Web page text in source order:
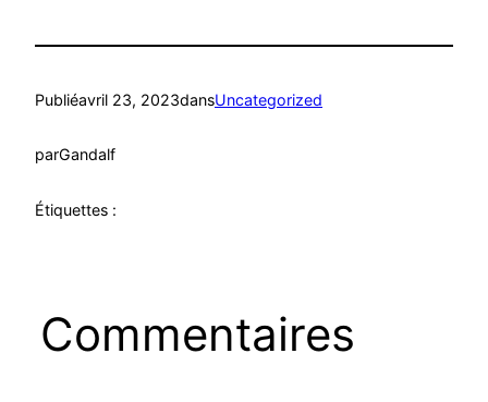
Publiéavril 23, 2023dansUncategorized
parGandalf
Étiquettes :
Commentaires